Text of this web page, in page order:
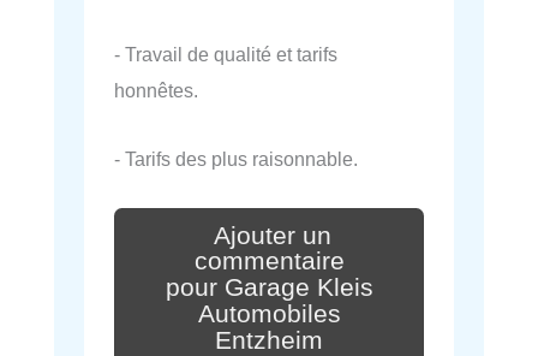
- Travail de qualité et tarifs
honnêtes.
- Tarifs des plus raisonnable.
Ajouter un
commentaire
pour Garage Kleis
Automobiles
Entzheim